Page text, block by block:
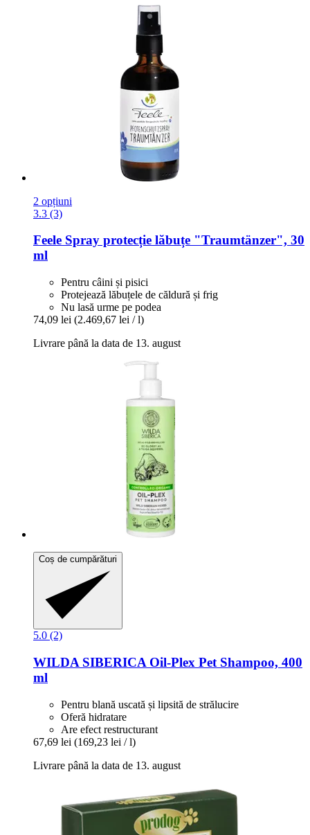
2 opțiuni
3.3 (3)
Feele Spray protecție lăbuțe "Traumtänzer", 30
ml
Pentru câini și pisici
Protejează lăbuțele de căldură și frig
Nu lasă urme pe podea
74,09 lei (2.469,67 lei / l)
Livrare până la data de 13. august
Coș de cumpărături
5.0 (2)
WILDA SIBERICA Oil-​Plex Pet Shampoo, 400
ml
Pentru blană uscată și lipsită de strălucire
Oferă hidratare
Are efect restructurant
67,69 lei (169,23 lei / l)
Livrare până la data de 13. august